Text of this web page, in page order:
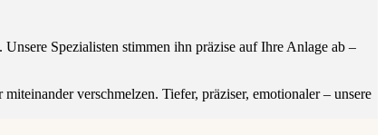
Spezialisten stimmen ihn präzise auf Ihre Anlage ab –
verschmelzen. Tiefer, präziser, emotionaler – unsere